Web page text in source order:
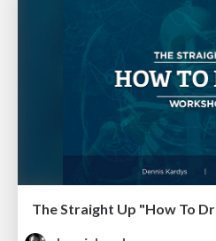
The Straight Up "How To